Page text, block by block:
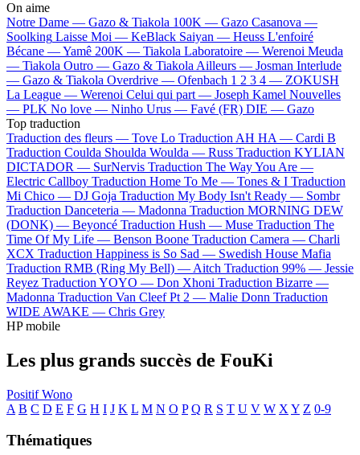
On aime
Notre Dame — Gazo & Tiakola 100K — Gazo Casanova —
Soolking Laisse Moi — KeBlack Saiyan — Heuss L'enfoiré
Bécane —Yamê 200K — Tiakola Laboratoire — Werenoi Meuda
— Tiakola Outro — Gazo & TiakolaAilleurs — Josman Interlude
— Gazo & Tiakola Overdrive — Ofenbach 1 2 3 4 — ZOKUSH
La League — Werenoi Celui qui part — Joseph Kamel Nouvelles
— PLK No love — Ninho Urus — Favé (FR) DIE — Gazo
Top traduction
Traduction des fleurs — Tove Lo Traduction AH HA — Cardi B
Traduction Coulda Shoulda Woulda — Russ Traduction KYLIAN
DICTADOR — SurNervis Traduction The Way You Are —
Electric Callboy Traduction Home To Me — Tones & I Traduction
Mi Chico — DJ Goja Traduction My Body Isn't Ready — Sombr
Traduction Danceteria — Madonna Traduction MORNING DEW
(DONK) — Beyoncé Traduction Hush — Muse Traduction The
Time Of My Life — Benson Boone Traduction Camera — Charli
XCX Traduction Happiness is So Sad — Swedish House Mafia
Traduction RMB (Ring My Bell) —Aitch Traduction 99% — Jessie
Reyez Traduction YOYO — Don Xhoni Traduction Bizarre —
Madonna Traduction Van Cleef Pt 2 — Malie Donn Traduction
WIDE AWAKE — Chris Grey
HP mobile
Les plus grands succès de FouKi
PositifWono
A B C D E F G H I J K L M N O P Q R S T U V W X Y Z 0-9
Thématiques